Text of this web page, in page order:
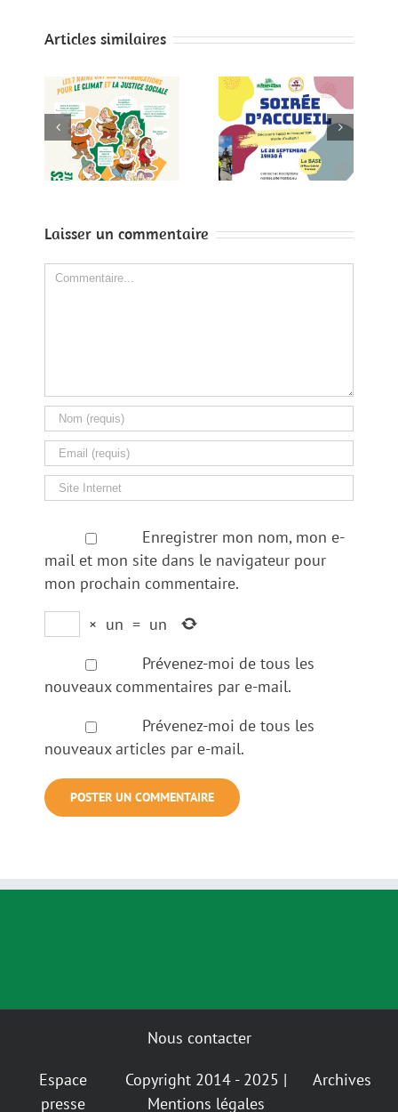
Articles similaires
Soirée d’accueil
le 28 Septembre
à la BASE
Alternatiba
Nantes
candidate à la
concession de
Laisser un commentaire
Comment
Enregistrer mon nom, mon e-
mail et mon site dans le navigateur pour
mon prochain commentaire.
× un = un
Prévenez-moi de tous les
nouveaux commentaires par e-mail.
Prévenez-moi de tous les
nouveaux articles par e-mail.
Nous contacter
Espace
presse
Copyright 2014 - 2025 |
Mentions légales
Archives